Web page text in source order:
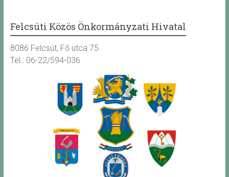
Felcsúti Közös Önkormányzati Hivatal
8086 Felcsút, Fő utca 75.
Tel.: 06-22/594-036